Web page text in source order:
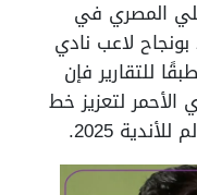
المصري في
لاعب نادي
للتقارير فإن
الأحمر لتعزيز خط
2025.